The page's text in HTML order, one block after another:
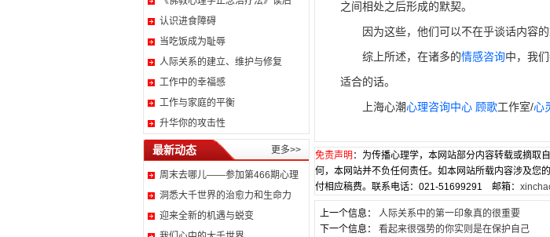
认识进食障碍
当吃饭成为耻辱
人际关系的建立、维护与修复
工作中的幸福感
工作与家庭的平衡
升华你的攻击性
更多>>
最新动态
周末去哪儿——参加第466期心理
洞悉大千世界的治愈力和生命力
迎来全新的机遇与蜕变
之间相处之后形成的默契。
因为这些，他们可以不在乎谈话内容的
综上所述，在诸多的情感咨询中，我
适合的话。
上海心潮心理咨询中心 顾歌工作室/心
免责声明 ：为传播心理学，本网站部分内容转载或摘取
何，本网站并不负任何责任。如本网站所载内容涉及您
付相应稿费。联系电话：021-51699291 邮箱：
上一个信息： 人际关系中的第一印象真的很重要
下一个信息： 看起来很强势的你实则是在保护自己